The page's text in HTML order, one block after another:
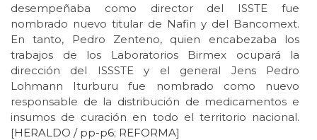
desempeñaba como director del ISSTE fue
nombrado nuevo titular de Nafin y del Bancomext.
En tanto, Pedro Zenteno, quien encabezaba los
trabajos de los Laboratorios Birmex ocupará la
dirección del ISSSTE y el general Jens Pedro
Lohmann Iturburu fue nombrado como nuevo
responsable de la distribución de medicamentos e
insumos de curación en todo el territorio nacional.
[HERALDO / pp-p6; REFORMA]